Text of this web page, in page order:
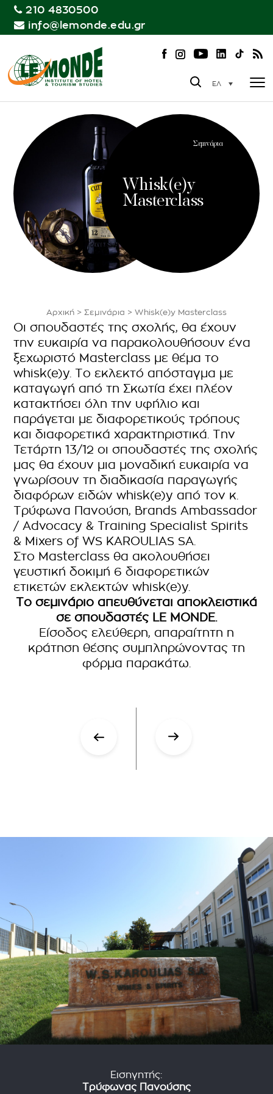
210 4830500
info@lemonde.edu.gr
ΕΛ
Σεμινάρια
Whisk(e)y
Masterclass
Αρχική > Σεμινάρια > Whisk(e)y Masterclass
Οι σπουδαστές της σχολής, θα έχουν
την ευκαιρία να παρακολουθήσουν ένα
ξεχωριστό Masterclass με θέμα το
whisk(e)y. Το εκλεκτό απόσταγμα με
καταγωγή από τη Σκωτία έχει πλέον
κατακτήσει όλη την υφήλιο και
παράγεται με διαφορετικούς τρόπους
και διαφορετικά χαρακτηριστικά. Την
Τετάρτη 13/12 οι σπουδαστές της σχολής
μας θα έχουν μια μοναδική ευκαιρία να
γνωρίσουν τη διαδικασία παραγωγής
διαφόρων ειδών whisk(e)y από τον κ.
Τρύφωνα Πανούση, Brands Ambassador
/ Advocacy & Training Specialist Spirits
& Mixers of WS KAROULIAS SA.
Στο Masterclass θα ακολουθήσει
γευστική δοκιμή 6 διαφορετικών
ετικετών εκλεκτών whisk(e)y.
Το σεμινάριο απευθύνεται αποκλειστικά
σε σπουδαστές LE MONDE.
Είσοδος ελεύθερη, απαραίτητη η
κράτηση θέσης συμπληρώνοντας τη
φόρμα παρακάτω.
Εισηγητής:
Τρύφωνας Πανούσης